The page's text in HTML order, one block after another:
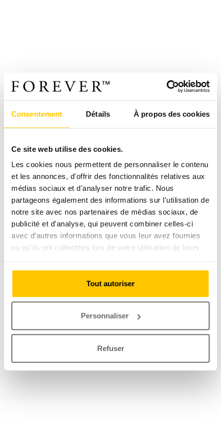
Consentement Détails À propos des cookies
Ce site web utilise des cookies.
Les cookies nous permettent de personnaliser le contenu
et les annonces, d'offrir des fonctionnalités relatives aux
médias sociaux et d'analyser notre trafic. Nous
partageons également des informations sur l'utilisation de
notre site avec nos partenaires de médias sociaux, de
publicité et d'analyse, qui peuvent combiner celles-ci
avec d'autres informations que vous leur avez fournies
ou qu'ils ont collectées lors de votre utilisation de leurs
Tout autoriser
Personnaliser
Refuser